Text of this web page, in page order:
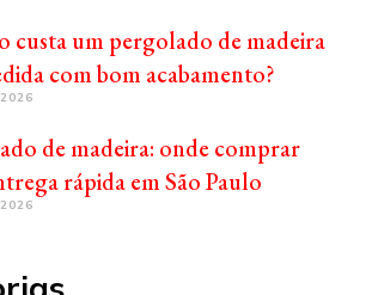
custa um pergolado de madeira
com bom acabamento?
de madeira: onde comprar
rápida em São Paulo